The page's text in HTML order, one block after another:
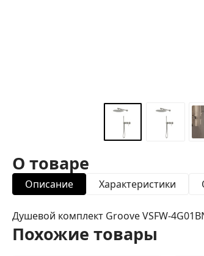
О товаре
Описание Характеристики
Душевой комплект Groove VSFW-
Похожие товары